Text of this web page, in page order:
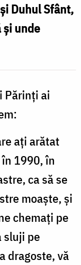
Duhul Sfânt,
și unde
Părinți ai
ați arătat
1990, în
ca să se
moaște, și
chemați pe
sluji pe
dragoste, vă